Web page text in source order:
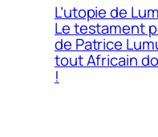
L’utopie de
Le testament
de Patrice
tout Africain
!